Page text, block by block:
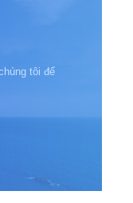
tôi để